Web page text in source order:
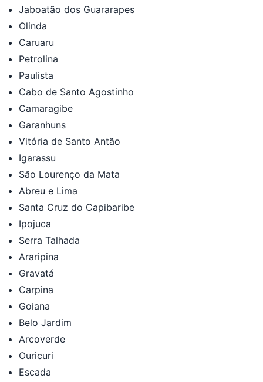
Jaboatão dos Guararapes
Olinda
Caruaru
Petrolina
Paulista
Cabo de Santo Agostinho
Camaragibe
Garanhuns
Vitória de Santo Antão
Igarassu
São Lourenço da Mata
Abreu e Lima
Santa Cruz do Capibaribe
Ipojuca
Serra Talhada
Araripina
Gravatá
Carpina
Goiana
Belo Jardim
Arcoverde
Ouricuri
Escada